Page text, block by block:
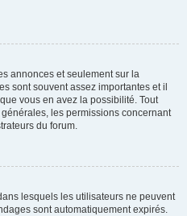
annonces et seulement sur la
sont souvent assez importantes et il
vous en avez la possibilité. Tout
les permissions concernant
du forum.
lesquels les utilisateurs ne peuvent
sont automatiquement expirés.